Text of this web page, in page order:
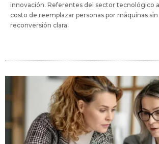
innovación. Referentes del sector tecnológico
costo de reemplazar personas por máquinas
reconversión clara.